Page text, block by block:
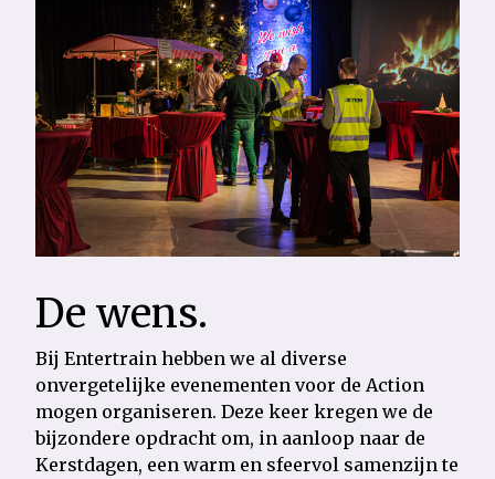
De wens.
Bij Entertrain hebben we al diverse
onvergetelijke evenementen voor de Action
mogen organiseren. Deze keer kregen we de
bijzondere opdracht om, in aanloop naar de
Kerstdagen, een warm en sfeervol samenzijn te